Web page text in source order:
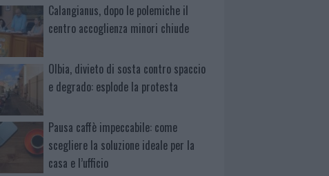
Calangianus, dopo le polemiche il
centro accoglienza minori chiude
Olbia, divieto di sosta contro spaccio
e degrado: esplode la protesta
Pausa caffè impeccabile: come
scegliere la soluzione ideale per la
casa e l’ufficio